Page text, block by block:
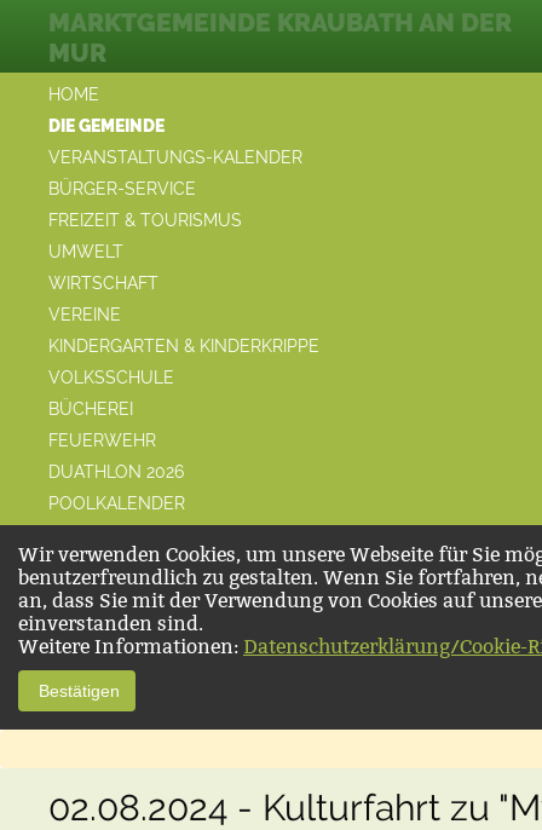
HOME
DIE GEMEINDE
VERANSTALTUNGS-KALENDER
BÜRGER-SERVICE
FREIZEIT & TOURISMUS
UMWELT
WIRTSCHAFT
VEREINE
KINDERGARTEN & KINDERKRIPPE
VOLKSSCHULE
BÜCHEREI
FEUERWEHR
DUATHLON 2026
POOLKALENDER
MARKTGEMEINDE KRAUBATH AN DER
MUR
Wir verwenden Cookies, um unsere Webseite für Sie
benutzerfreundlich zu gestalten. Wenn Sie fortfahren,
an, dass Sie mit der Verwendung von Cookies auf
einverstanden sind.
Weitere Informationen: Datenschutzerklärung/Cookie-
Bestätigen
02.08.2024 - Kulturfahrt zu